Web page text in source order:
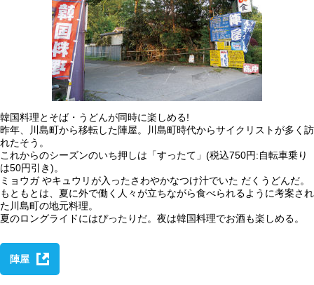
韓国料理とそば・うどんが同時に楽しめる!
昨年、川島町から移転した陣屋。川島町時代からサイクリストが多く訪
れたそう。
これからのシーズンのいち押しは「すったて」(税込750円:自転車乗り
は50円引き)。
ミョウガ やキュウリが入ったさわやかなつけ汁でいた だくうどんだ。
もともとは、夏に外で働く人々が立ちながら食べられるように考案され
た川島町の地元料理。
夏のロングライドにはぴったりだ。夜は韓国料理でお酒も楽しめる。
陣屋